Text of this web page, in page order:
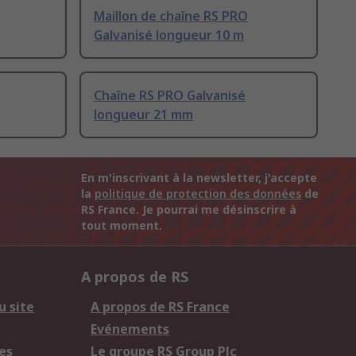
Maillon de chaîne RS PRO
Galvanisé longueur 10 m
Chaîne RS PRO Galvanisé
longueur 21 mm
En m'inscrivant à la newsletter, j'accepte
la politique de protection des données de
RS France. Je pourrai me désinscrire à
tout moment.
site
A propos de RS
A propos de RS France
Evénements
Le groupe RS Group Plc